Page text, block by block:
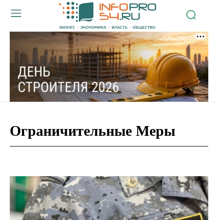
Ограничительные Меры